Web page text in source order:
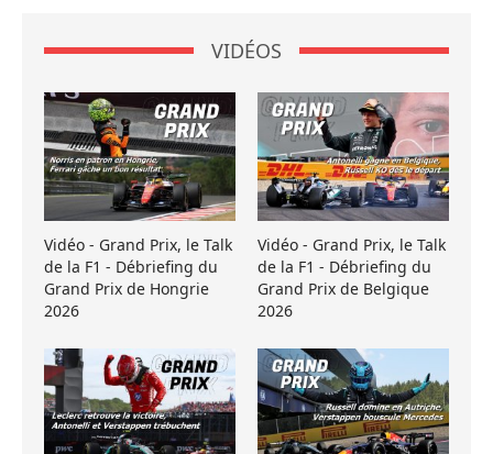
VIDÉOS
Vidéo - Grand Prix, le Talk
de la F1 - Débriefing du
Grand Prix de Hongrie
2026
Vidéo - Grand Prix, le Talk
de la F1 - Débriefing du
Grand Prix de Belgique
2026